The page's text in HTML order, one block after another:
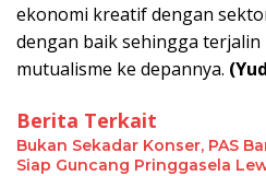
ekonomi kreatif dengan
dengan baik sehingga
mutualisme ke depannya.
Berita Terkait
Bukan Sekadar Konser, PAS
Siap Guncang Pringgasela